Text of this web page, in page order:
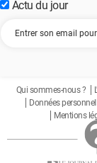
Actu du jour
Qui sommes-nous ?
Données
Mentions